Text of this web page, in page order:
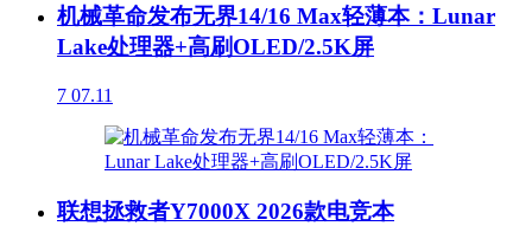
机械革命发布无界14/16 Max轻薄本：Lunar
Lake处理器+高刷OLED/2.5K屏
7 07.11
联想拯救者Y7000X 2026款电竞本